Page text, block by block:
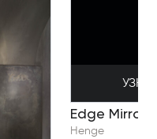
Edge Mirror
Henge